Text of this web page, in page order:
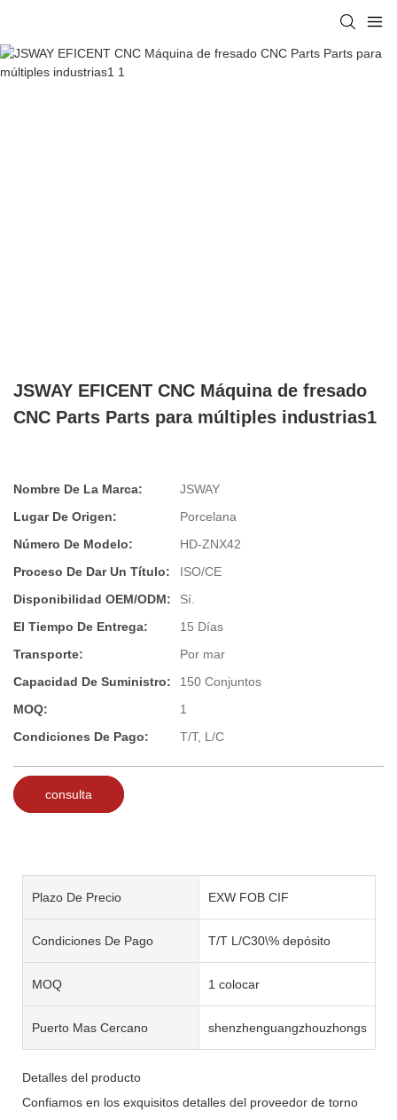
JSWAY EFICENT CNC Máquina de fresado
CNC Parts Parts para múltiples industrias1
Nombre De La Marca:
JSWAY
Lugar De Origen:
Porcelana
Número De Modelo:
HD-ZNX42
Proceso De Dar Un Título:
ISO/CE
Disponibilidad OEM/ODM:
Sí.
El Tiempo De Entrega:
15 Días
Transporte:
Por mar
Capacidad De Suministro:
150 Conjuntos
MOQ:
1
Condiciones De Pago:
T/T, L/C
consulta
Plazo De Precio EXW FOB CIF
Condiciones De Pago T/T L/C30\% depósito
MOQ 1 colocar
Puerto Mas Cercano shenzhenguangzhouzhongshan
Detalles del producto
Confiamos en los exquisitos detalles del proveedor de torno